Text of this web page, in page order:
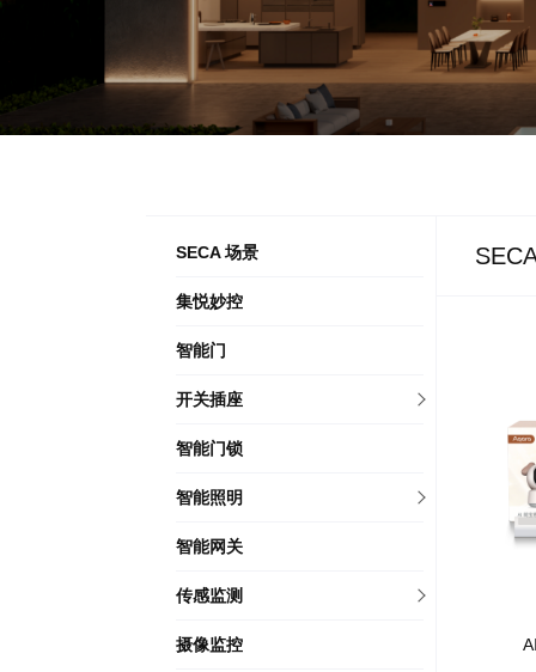
SECA 场景
集悦妙控
智能门
开关插座
智能门锁
智能照明
智能网关
传感监测
摄像监控